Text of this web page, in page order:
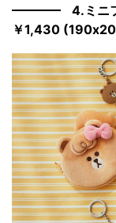
4.ミニ
￥1,430